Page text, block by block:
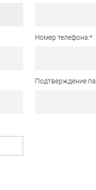
Номер телефона:*
Подтверждение